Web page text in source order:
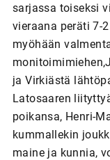
sarjassa toiseksi
vieraana peräti 7-
myöhään
ja Virkiästä
Latosaaren
poikansa, Henri-
kummallekin
maine ja kunnia,